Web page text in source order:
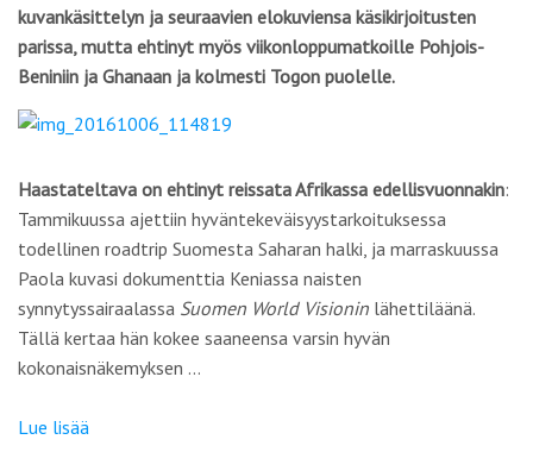
kuvankäsittelyn ja seuraavien elokuviensa käsikirjoitusten
parissa, mutta ehtinyt myös viikonloppumatkoille Pohjois-
Beniniin ja Ghanaan ja kolmesti Togon puolelle.
Haastateltava on ehtinyt reissata Afrikassa edellisvuonnakin:
Tammikuussa ajettiin hyväntekeväisyystarkoituksessa
todellinen roadtrip Suomesta Saharan halki, ja marraskuussa
Paola kuvasi dokumenttia Keniassa naisten
synnytyssairaalassa Suomen World Visionin lähettiläänä.
Tällä kertaa hän kokee saaneensa varsin hyvän
kokonaisnäkemyksen …
Lue lisää